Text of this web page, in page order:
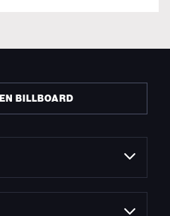
BILLBOARD